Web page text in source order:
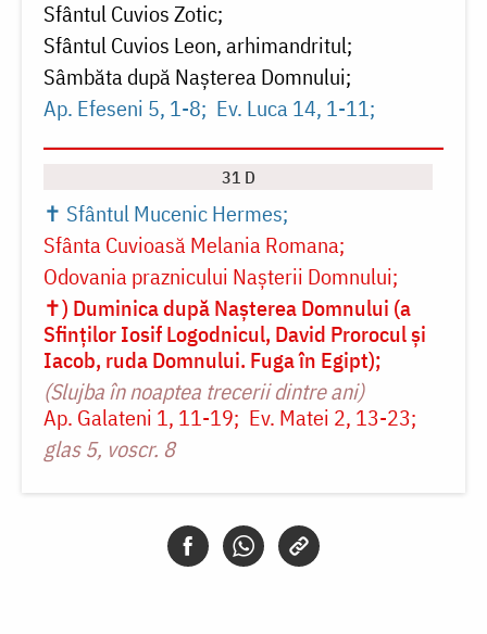
Sfântul Cuvios Zotic
Sfântul Cuvios Leon, arhimandritul
Sâmbăta după Naşterea Domnului
Ap. Efeseni 5, 1-8 Ev. Luca 14, 1-11
31 D
✝ Sfântul Mucenic Hermes
Sfânta Cuvioasă Melania Romana
Odovania praznicului Naşterii Domnului
✝) Duminica după Nașterea Domnului (a
Sfinților Iosif Logodnicul, David Prorocul și
Iacob, ruda Domnului. Fuga în Egipt)
(Slujba în noaptea trecerii dintre ani)
Ap. Galateni 1, 11-19 Ev. Matei 2, 13-23
glas 5, voscr. 8